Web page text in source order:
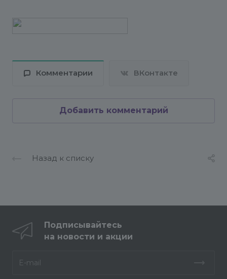
Комментарии ВКонтакте
Добавить комментарий
Назад к списку
Подписывайтесь
на новости и акции